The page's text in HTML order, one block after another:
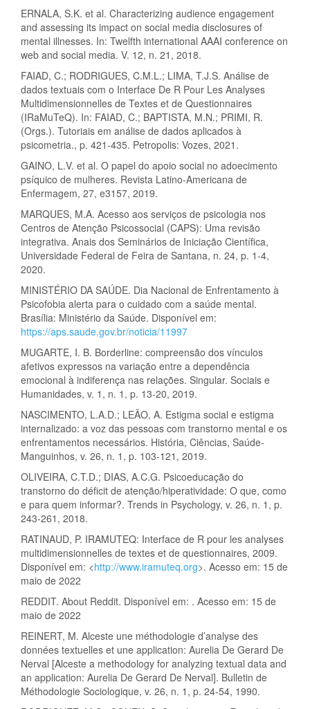
ERNALA, S.K. et al. Characterizing audience engagement
and assessing its impact on social media disclosures of
mental illnesses. In: Twelfth international AAAI conference on
web and social media. V. 12, n. 21, 2018.
FAIAD, C.; RODRIGUES, C.M.L.; LIMA, T.J.S. Análise de
dados textuais com o Interface De R Pour Les Analyses
Multidimensionnelles de Textes et de Questionnaires
(IRaMuTeQ). In: FAIAD, C.; BAPTISTA, M.N.; PRIMI, R.
(Orgs.). Tutoriais em análise de dados aplicados à
psicometria., p. 421-435. Petropolis: Vozes, 2021.
GAINO, L.V. et al. O papel do apoio social no adoecimento
psíquico de mulheres. Revista Latino-Americana de
Enfermagem, 27, e3157, 2019.
MARQUES, M.A. Acesso aos serviços de psicologia nos
Centros de Atenção Psicossocial (CAPS): Uma revisão
integrativa. Anais dos Seminários de Iniciação Científica,
Universidade Federal de Feira de Santana, n. 24, p. 1-4,
2020.
MINISTÉRIO DA SAÚDE. Dia Nacional de Enfrentamento à
Psicofobia alerta para o cuidado com a saúde mental.
Brasília: Ministério da Saúde. Disponível em:
https://aps.saude.gov.br/noticia/11997
MUGARTE, I. B. Borderline: compreensão dos vínculos
afetivos expressos na variação entre a dependência
emocional à indiferença nas relações. Singular. Sociais e
Humanidades, v. 1, n. 1, p. 13-20, 2019.
NASCIMENTO, L.A.D.; LEÃO, A. Estigma social e estigma
internalizado: a voz das pessoas com transtorno mental e os
enfrentamentos necessários. História, Ciências, Saúde-
Manguinhos, v. 26, n. 1, p. 103-121, 2019.
OLIVEIRA, C.T.D.; DIAS, A.C.G. Psicoeducação do
transtorno do déficit de atenção/hiperatividade: O que, como
e para quem informar?. Trends in Psychology, v. 26, n. 1, p.
243-261, 2018.
RATINAUD, P. IRAMUTEQ: Interface de R pour les analyses
multidimensionnelles de textes et de questionnaires, 2009.
Disponível em: <http://www.iramuteq.org>. Acesso em: 15 de
maio de 2022
REDDIT. About Reddit. Disponível em: . Acesso em: 15 de
maio de 2022
REINERT, M. Alceste une méthodologie d’analyse des
données textuelles et une application: Aurelia De Gerard De
Nerval [Alceste a methodology for analyzing textual data and
an application: Aurelia De Gerard De Nerval]. Bulletin de
Méthodologie Sociologique, v. 26, n. 1, p. 24-54, 1990.